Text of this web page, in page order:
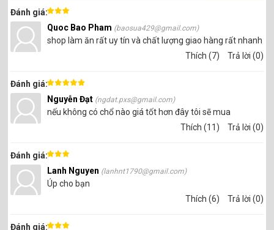
Dài: 2000 mm
Rộng: 930 mm
Dày: 3mm
Trọng lượng: 5,5 kg
Màu sắc cơ bản: Nâu đất,xanh rêu,đỏ
Xuất xứ: Châu Âu (Turkey)
Đánh giá:
Quoc Bao Pham (baosua429@gmail.com)
shop làm ăn rất uy tín và chất lượng giao hàng rất nhanh
Thích (7)
Trả lời (0)
Đánh giá:
Nguyễn Đạt (ngdat.pxs@gmail.com)
nếu không có chổ nào giá tốt hơn đây tôi sẽ mua
Thích (11)
Trả lời (0)
Đánh giá:
Lanh Nguyen (lanhnt1790@gmail.com)
Úp cho bạn
Thích (6)
Trả lời (0)
Đánh giá: